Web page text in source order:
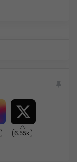
6.55k